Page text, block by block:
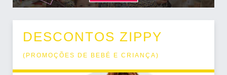
DESCONTOS ZIPPY
( PROMOÇÕES DE BEBÉ E CRIANÇA)